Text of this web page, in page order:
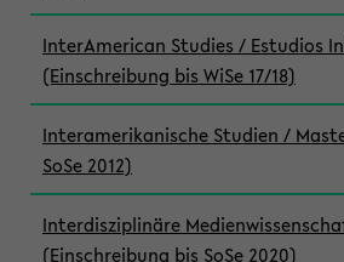
InterAmerican Studies / Estudios
(Einschreibung bis WiSe 17/18)
Interamerikanische Studien /
SoSe 2012)
Interdisziplinäre
(Einschreibung bis SoSe 2020)